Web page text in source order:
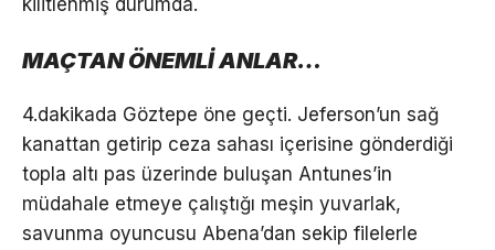
MAÇTAN ÖNEMLİ ANLAR…
4.dakikada Göztepe öne geçti. Jeferson’un sağ
kanattan getirip ceza sahası içerisine gönderdiği
topla altı pas üzerinde buluşan Antunes’in
müdahale etmeye çalıştığı meşin yuvarlak,
savunma oyuncusu Abena’dan sekip filelerle